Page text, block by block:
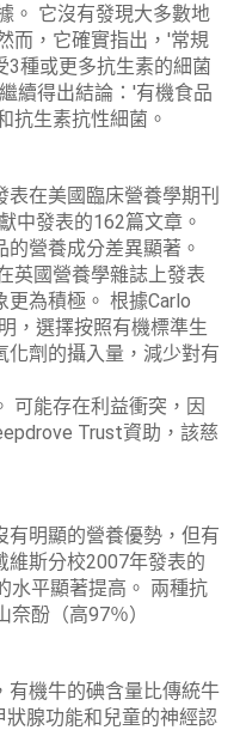
。 它沒有發現大多數地
而，它確實指出，'常規
3種或更多抗生素的細菌
續得出結論：'有機食品
抗生素抗性細菌。
在美國臨床營養學期刊
中發表的162篇文章。
營養成分差異顯著。
英國營養學雜誌上發表
為積極。 根據Carlo
，選擇按照有機標準生
化劑的攝入量，減少對有
可能存在利益衝突，因
Trust資助，該慈
有明顯的營養優勢，但有
維斯分校2007年發表的
水平顯著提高。 兩種抗
酚（高97％）
有機牛的碘含量比傳統牛
腺功能和兒童的神經認